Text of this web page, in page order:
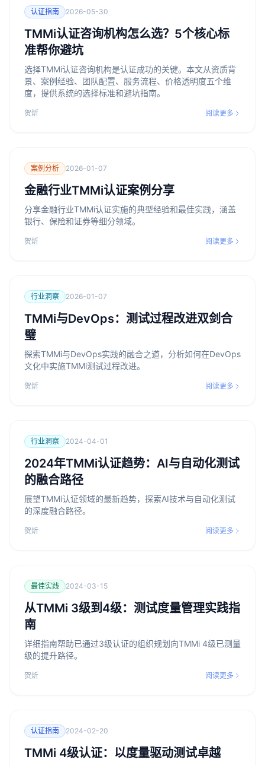
认证指南 2026-05-30
TMMi认证咨询机构怎么选？5个核心标
准帮你避坑
选择TMMi认证咨询机构是认证成功的关键。本文从资质背
景、案例经验、团队配置、服务流程、价格透明度五个维
度，提供系统的选择标准和避坑指南。
贺炘 阅读更多
案例分析 2026-01-07
金融行业TMMi认证案例分享
分享金融行业TMMi认证实施的典型经验和最佳实践，涵盖
银行、保险和证券等细分领域。
贺炘 阅读更多
行业洞察 2026-01-07
TMMi与DevOps：测试过程改进双剑合
璧
探索TMMi与DevOps实践的融合之道，分析如何在DevOps
文化中实施TMMi测试过程改进。
贺炘 阅读更多
行业洞察 2024-04-01
2024年TMMi认证趋势：AI与自动化测试
的融合路径
展望TMMi认证领域的最新趋势，探索AI技术与自动化测试
的深度融合路径。
贺炘 阅读更多
最佳实践 2024-03-15
从TMMi 3级到4级：测试度量管理实践指
南
详细指南帮助已通过3级认证的组织规划向TMMi 4级已测量
级的提升路径。
贺炘 阅读更多
认证指南 2024-02-20
TMMi 4级认证：以度量驱动测试卓越